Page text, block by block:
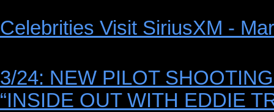
Celebrities Visit SiriusXM -
3/24: NEW PILOT
“INSIDE OUT WITH EDDIE